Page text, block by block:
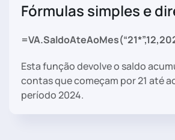
Fórmulas simples e
=VA.SaldoAteAoMes(“21*”,12,
Esta função devolve o saldo
contas que começam por 21 até
período 2024.